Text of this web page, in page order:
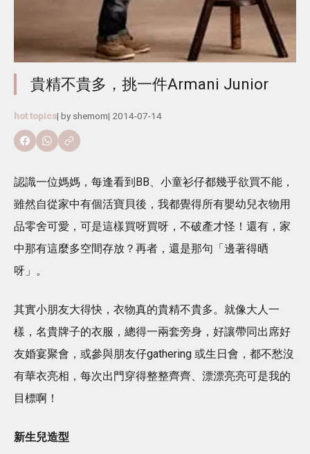
貴精不貴多，挑一件Armani Junior
hot topics| by shemom| 2014-07-14
認識一位媽媽，每逢看到BB、小童衫仔都幾乎欲買不能，
雖然自從家中有個活寶貝後，我都覺得所有嬰幼兒衣物用
品零舍可愛，可是這樣買呀買呀，不破產才怪！還有，家
中那有這麼多空間存放？再者，還是那句「邊著得晒
呀」。
其實小朋友大得快，衣物真的貴精不貴多。就像大人一
樣，名貴牌子的衣服，總得一兩套旁身，好讓帶同出席好
友婚宴聚會，或參與朋友仔gathering 或生日會，都不愁沒
有華衣亮相，每次出門穿得整整齊齊、漂漂亮亮可是我的
目標啊！
新生兒造型